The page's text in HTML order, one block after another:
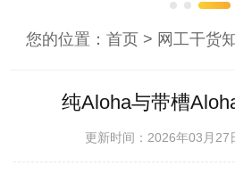
您的位置：首页 > 网工干货
纯Aloha与带槽
更新时间：2026年03月